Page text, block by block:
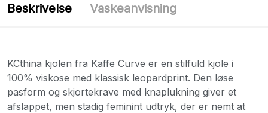
Beskrivelse Vaskeanvisning
KCthina kjolen fra Kaffe Curve er en stilfuld kjole i
100% viskose med klassisk leopardprint. Den løse
pasform og skjortekrave med knaplukning giver et
afslappet, men stadig feminint udtryk, der er nemt at